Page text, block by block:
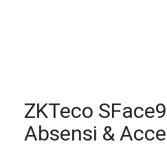
ZKTeco
Absensi &